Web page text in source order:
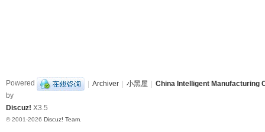
| Archiver | 小黑屋 | China Intelligent Manufacturing
Powered
by
Discuz! X3.5
© 2001-2026 Discuz! Team